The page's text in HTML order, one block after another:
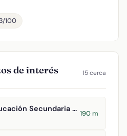
100
de interés 15 cerca
Instituto de Educación Secundaria Clavero Fernández de Córdova
190 m